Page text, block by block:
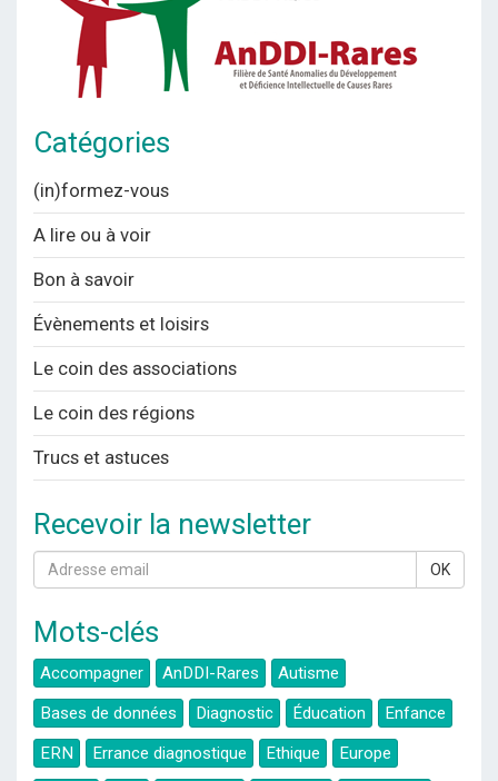
Catégories
(in)formez-vous
A lire ou à voir
Bon à savoir
Évènements et loisirs
Le coin des associations
Le coin des régions
Trucs et astuces
Recevoir la newsletter
OK
Mots-clés
Accompagner AnDDI-Rares
Autisme
Bases de données
Diagnostic Éducation
Enfance
ERN
Errance diagnostique Ethique
Europe